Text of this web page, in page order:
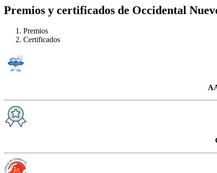
Premios y certificados de Occidental
Premios
Certificados